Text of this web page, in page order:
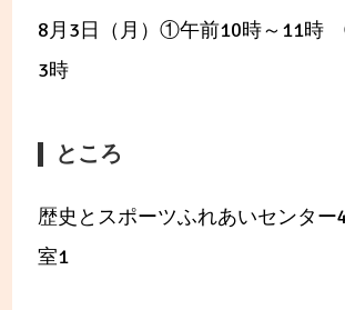
8月3日（月）①午前10時～11時
3時
ところ
歴史とスポーツふれあいセンタ
室1